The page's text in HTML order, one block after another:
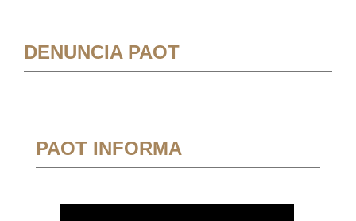
DENUNCIA PAOT
PAOT INFORMA